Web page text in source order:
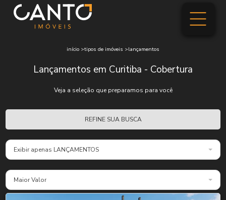
início >tipos de imóveis >lançamentos
Lançamentos em Curitiba - Cobertura
Veja a seleção que preparamos para você
REFINE SUA BUSCA
Exibir apenas LANÇAMENTOS
Maior Valor